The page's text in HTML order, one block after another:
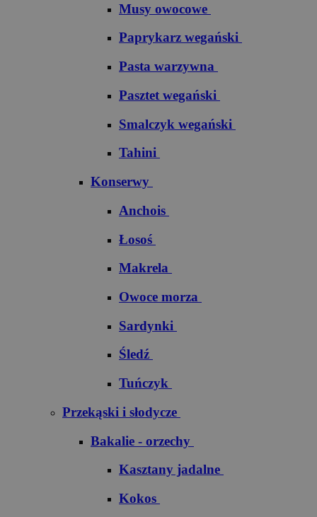
Musy owocowe
Paprykarz wegański
Pasta warzywna
Pasztet wegański
Smalczyk wegański
Tahini
Konserwy
Anchois
Łosoś
Makrela
Owoce morza
Sardynki
Śledź
Tuńczyk
Przekąski i słodycze
Bakalie - orzechy
Kasztany jadalne
Kokos